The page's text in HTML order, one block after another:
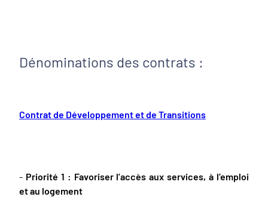
Dénominations des contrats :
Contrat de Développement et de Transitions
- Priorité 1 : Favoriser l’accès aux services, à l’emploi
et au logement